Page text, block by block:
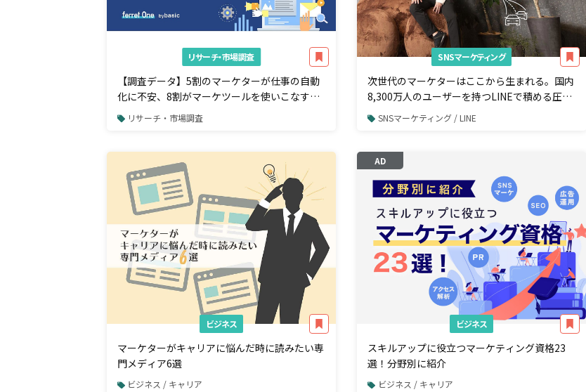
リサーチ・市場調査
【調査データ】5割のマーケターが仕事の自動
化に不安、8割がマーケツールを使いこなすこ
とが重要スキルと回答
リサーチ・市場調査
SNSマーケティング
次世代のマーケターはここから生まれる。国内
8,300万人のユーザーを持つLINEで積める圧倒
的経験とは
SNSマーケティング / LINE
ビジネス
マーケターがキャリアに悩んだ時に読みたい専
門メディア6選
ビジネス / キャリア
AD
ビジネス
スキルアップに役立つマーケティング資格23
選！分野別に紹介
ビジネス / キャリア